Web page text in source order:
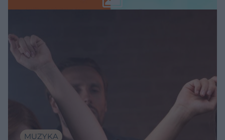
MUZYKA